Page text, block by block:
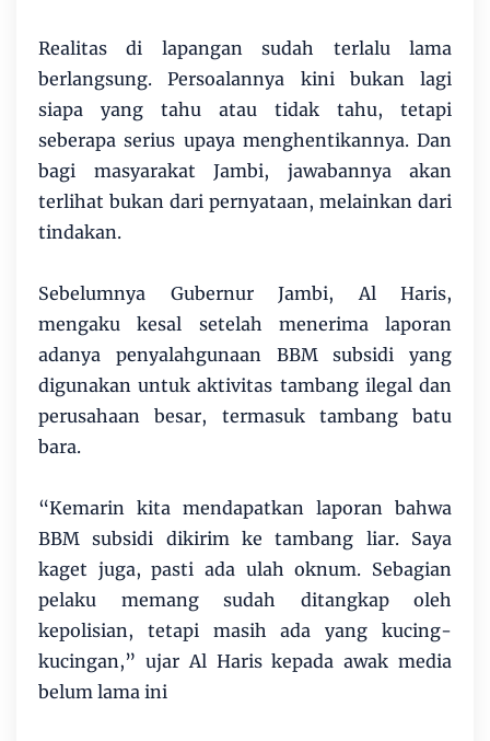
Realitas di lapangan sudah terlalu lama
berlangsung. Persoalannya kini bukan lagi
siapa yang tahu atau tidak tahu, tetapi
seberapa serius upaya menghentikannya. Dan
bagi masyarakat Jambi, jawabannya akan
terlihat bukan dari pernyataan, melainkan dari
tindakan.
Sebelumnya Gubernur Jambi, Al Haris,
mengaku kesal setelah menerima laporan
adanya penyalahgunaan BBM subsidi yang
digunakan untuk aktivitas tambang ilegal dan
perusahaan besar, termasuk tambang batu
bara.
“Kemarin kita mendapatkan laporan bahwa
BBM subsidi dikirim ke tambang liar. Saya
kaget juga, pasti ada ulah oknum. Sebagian
pelaku memang sudah ditangkap oleh
kepolisian, tetapi masih ada yang kucing-
kucingan,” ujar Al Haris kepada awak media
belum lama ini